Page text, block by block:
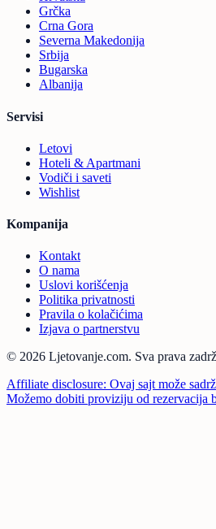
Grčka
Crna Gora
Severna Makedonija
Srbija
Bugarska
Albanija
Servisi
Letovi
Hoteli & Apartmani
Vodiči i saveti
Wishlist
Kompanija
Kontakt
O nama
Uslovi korišćenja
Politika privatnosti
Pravila o kolačićima
Izjava o partnerstvu
© 2026 Ljetovanje.com. Sva prava
Affiliate disclosure: Ovaj sajt može
Možemo dobiti proviziju od rezervacija